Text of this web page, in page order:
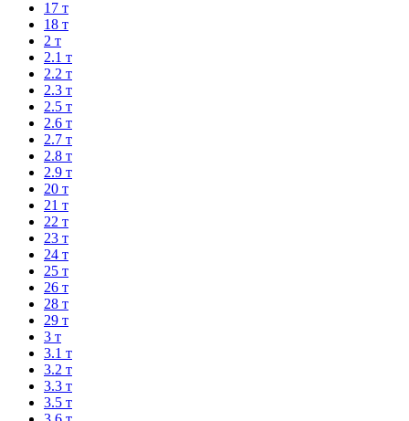
17 т
18 т
2 т
2.1 т
2.2 т
2.3 т
2.5 т
2.6 т
2.7 т
2.8 т
2.9 т
20 т
21 т
22 т
23 т
24 т
25 т
26 т
28 т
29 т
3 т
3.1 т
3.2 т
3.3 т
3.5 т